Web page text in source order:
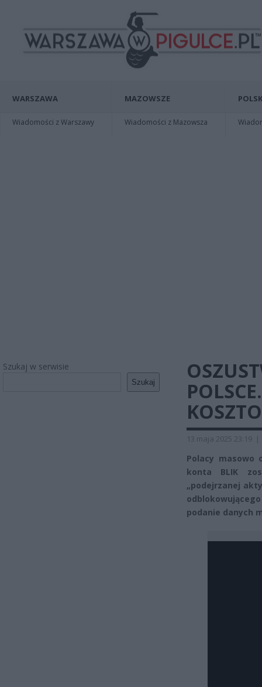
WARSZAWA
Wiadomości z Warszawy
MAZOWSZE
Wiadomości z Mazowsza
Szukaj w serwisie
Szukaj
13 maja 2025 23:19 |
Polacy masowo
konta BLIK
„podejrzanej
podanie danych